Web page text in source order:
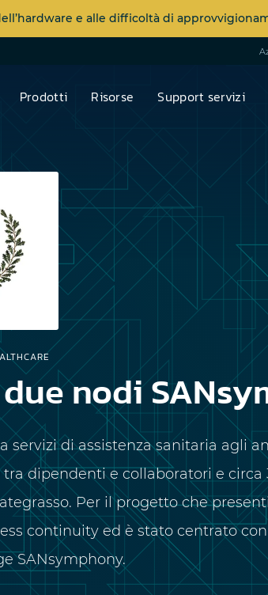
e alle difficoltà di
Prodotti Risorse Support servizi
nodi
servizi di assistenza sanitaria agli
dipendenti e collaboratori e
Per il progetto che
continuity ed è stato centrato con
SANsymphony.